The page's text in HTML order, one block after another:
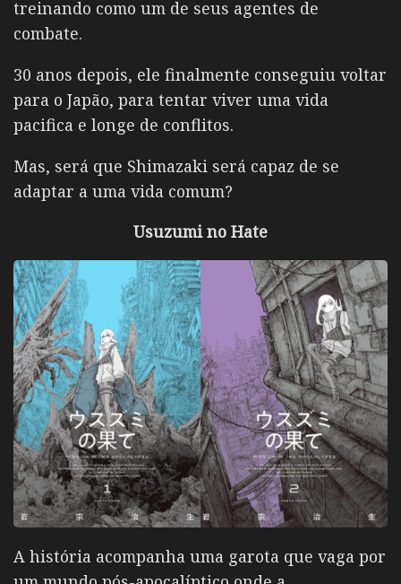
treinando como um de seus agentes de
combate.
30 anos depois, ele finalmente conseguiu voltar
para o Japão, para tentar viver uma vida
pacifica e longe de conflitos.
Mas, será que Shimazaki será capaz de se
adaptar a uma vida comum?
Usuzumi no Hate
A história acompanha uma garota que vaga por